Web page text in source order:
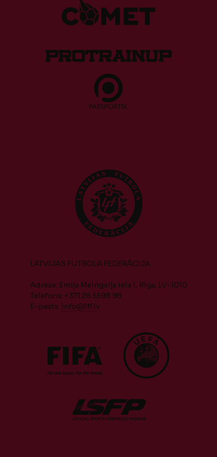
LATVIJAS FUTBOLA FEDERĀCIJA
Adrese: Emiļa Melngaiļa iela 1, Rīga, LV-1010
Telefons: +371 28 5598 98
E-pasts: info@lff.lv